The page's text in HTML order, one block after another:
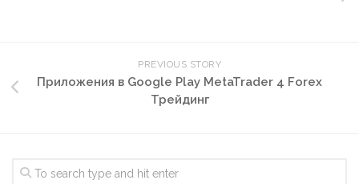
PREVIOUS STORY
Приложения в Google Play MetaTrader 4 Forex
Трейдинг